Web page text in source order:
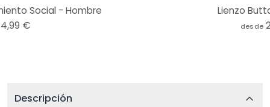
Social - Hombre
€
Lienzo
desde
Descripción